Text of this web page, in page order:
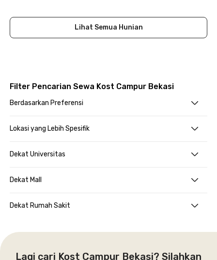
Lihat Semua Hunian
Filter Pencarian Sewa Kost Campur Bekasi
Berdasarkan Preferensi
Lokasi yang Lebih Spesifik
Dekat Universitas
Dekat Mall
Dekat Rumah Sakit
Lagi cari Kost Campur Bekasi? Silahkan